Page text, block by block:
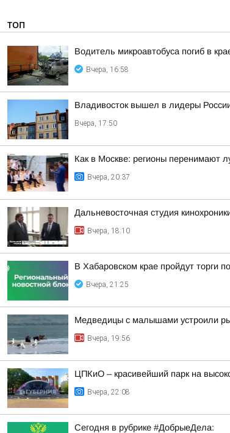
ТОП
Водитель микроавтобуса погиб в
Вчера, 16:58
Владивосток вышел в лидеры
Вчера, 17:50
Как в Москве: регионы перенимают
Вчера, 20:37
Дальневосточная студия
Вчера, 18:10
В Хабаровском крае пройдут торги
Вчера, 21:25
Медведицы с малышами устроили
Вчера, 19:56
ЦПКиО – красивейший парк на
Вчера, 22:08
Сегодня в рубрике #ДобрыеДела: